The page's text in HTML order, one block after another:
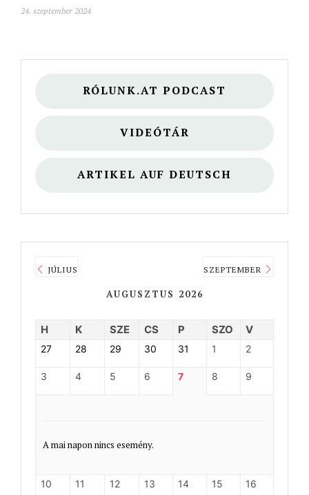
24. szeptember 2024
RÓLUNK.AT PODCAST
VIDEÓTÁR
ARTIKEL AUF DEUTSCH
JÚLIUS
AUGUSZTUS 2026
SZEPTEMBER
H K SZE CS P SZO V
27 28 29 30 31 1 2
3 4 5 6 7 8 9
A mai napon nincs esemény.
10 11 12 13 14 15 16